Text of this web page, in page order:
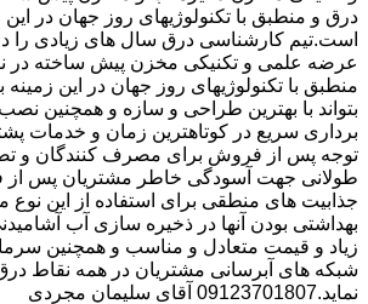
درق و منطبق با تکنولوژیهای روز جهان در این
است.تیم کارشناسی درق سال های زیادی
عرضه علمی و تکنیکی مخزن پیش ساخته در
منطبق با تکنولوژیهای روز جهان در این زمینه
بتواند با بهترین طراحی و سازه و همچنین نصب
برداری سریع در کوتاهترین زمان و خدمات
توجه پس از فروش برای مصرف کنندگان و
طولانی جهت آسودگی خاطر مشتریان پس از
جذابیت های منطقی برای استفاده از این
بهداشتی بودن آنها در ذخیره سازی آب
زیاد و قیمت متعادل و مناسب و همچنین
شبکه های آبرسانی مشتریان در همه نقاط
نماید.09123701807 آقای سلیمان مجردی